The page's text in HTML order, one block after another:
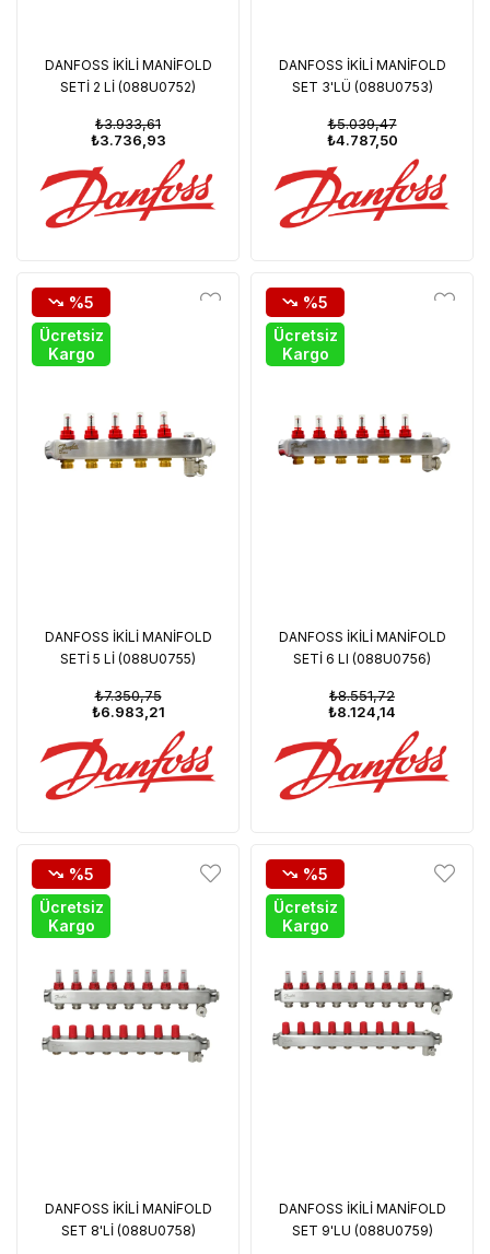
DANFOSS İKİLİ MANİFOLD
SETİ 2 Lİ (088U0752)
₺3.736,93
₺3.933,61
DANFOSS İKİLİ MANİFOLD
SET 3'LÜ (088U0753)
₺4.787,50
₺5.039,47
DANFOSS İKİLİ MANİFOLD
SETİ 5 Lİ (088U0755)
₺6.983,21
₺7.350,75
%5
Ücretsiz
Kargo
DANFOSS İKİLİ MANİFOLD
SETİ 6 LI (088U0756)
₺8.124,14
₺8.551,72
%5
Ücretsiz
Kargo
DANFOSS İKİLİ MANİFOLD
SET 8'Lİ (088U0758)
%5
Ücretsiz
Kargo
DANFOSS İKİLİ MANİFOLD
SET 9'LU (088U0759)
%5
Ücretsiz
Kargo